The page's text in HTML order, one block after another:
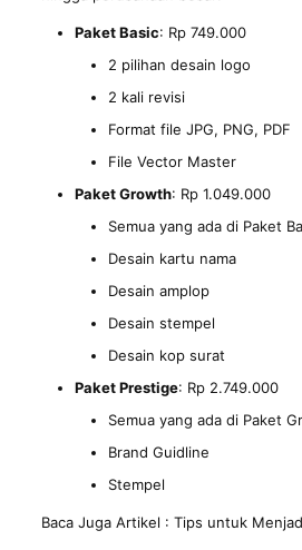
Paket Basic: Rp 749.000
2 pilihan desain logo
2 kali revisi
Format file JPG, PNG, PDF
File Vector Master
Paket Growth: Rp 1.049.000
Semua yang ada di Paket
Desain kartu nama
Desain amplop
Desain stempel
Desain kop surat
Paket Prestige: Rp 2.749.000
Semua yang ada di Paket
Brand Guidline
Stempel
Baca Juga Artikel : Tips untuk